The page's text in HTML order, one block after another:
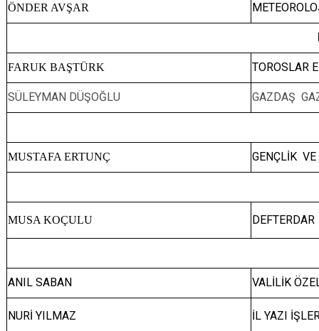
ÖNDER AVŞAR
FARUK BAŞTÜRK TOROSLAR
SÜLEYMAN DÜŞOĞLU GAZDAŞ
MUSTAFA ERTUNÇ GENÇLİK
MUSA KOÇULU DEFTERDAR
ANIL SABAN VALİLİK
NURİ YILMAZ İL YAZI